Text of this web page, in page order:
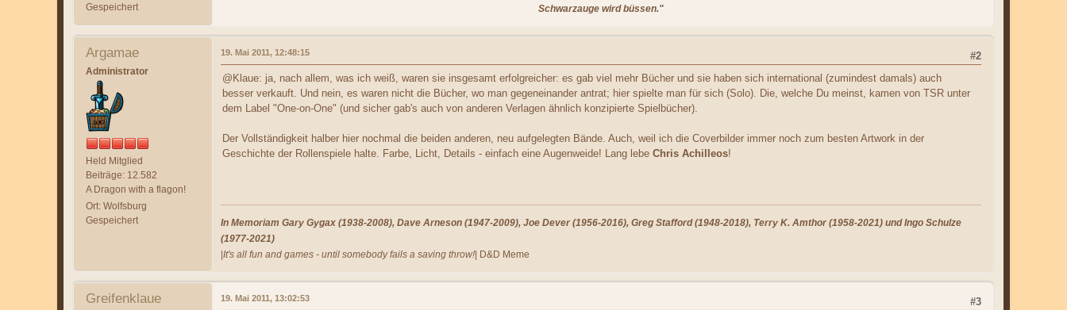
Gespeichert
Schwarzauge wird büssen."
Argamae
Administrator
Held Mitglied
Beiträge: 12.582
A Dragon with a flagon!
Ort: Wolfsburg
Gespeichert
#2
19. Mai 2011, 12:48:15
@Klaue: ja, nach allem, was ich weiß, waren sie insgesamt erfolgreicher: es gab viel mehr Bücher und sie haben sich international (zumindest damals) auch
besser verkauft. Und nein, es waren nicht die Bücher, wo man gegeneinander antrat; hier spielte man für sich (Solo). Die, welche Du meinst, kamen von TSR unter
dem Label "One-on-One" (und sicher gab's auch von anderen Verlagen ähnlich konzipierte Spielbücher).
Der Vollständigkeit halber hier nochmal die beiden anderen, neu aufgelegten Bände. Auch, weil ich die Coverbilder immer noch zum besten Artwork in der
Geschichte der Rollenspiele halte. Farbe, Licht, Details - einfach eine Augenweide! Lang lebe Chris Achilleos!
In Memoriam Gary Gygax (1938-2008), Dave Arneson (1947-2009), Joe Dever (1956-2016), Greg Stafford (1948-2018), Terry K. Amthor (1958-2021) und Ingo Schulze
(1977-2021)
|It's all fun and games - until somebody fails a saving throw!| D&D Meme
Greifenklaue #3
19. Mai 2011, 13:02:53